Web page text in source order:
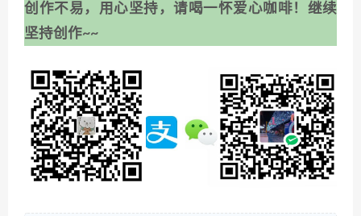
创作不易，用心坚持，请喝一怀爱心咖啡！继续
坚持创作~~